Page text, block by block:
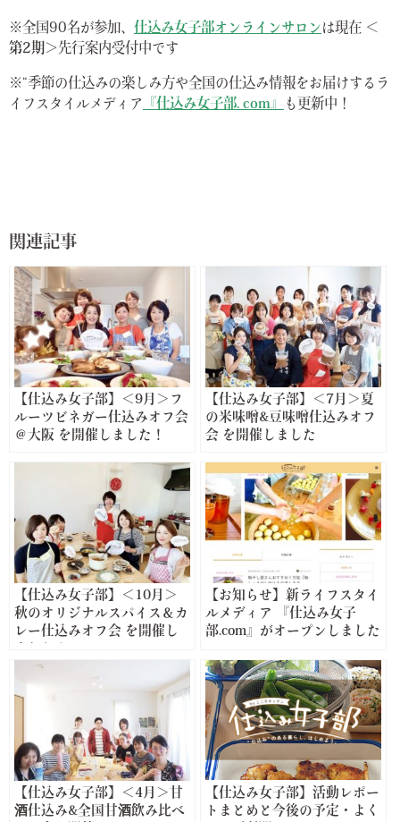
※全国90名が参加、 仕込み女子部オンラインサロンは現在 ＜
第2期＞先行案内受付中です
※“季節の仕込みの楽しみ方や全国の仕込み情報をお届けするラ
イフスタイルメディア
『仕込み女子部. com』 も更新中！
関連記事
【仕込み女子部】＜9月＞フ
ルーツビネガー仕込みオフ会
＠大阪 を開催しました！
【仕込み女子部】＜7月＞夏
の米味噌&豆味噌仕込みオフ
会 を開催しました
【仕込み女子部】＜10月＞
秋のオリジナルスパイス＆カ
レー仕込みオフ会 を開催し
【お知らせ】新ライフスタイ
ルメディア 『仕込み女子
部.com』がオープンしました
【仕込み女子部】＜4月＞甘
酒仕込み&全国甘酒飲み比べ
【仕込み女子部】活動レポー
トまとめと今後の予定・よく